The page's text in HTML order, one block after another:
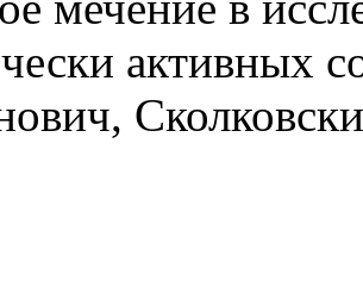
активных